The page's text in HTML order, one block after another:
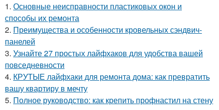
1. Основные неисправности пластиковых окон и
способы их ремонта
2. Преимущества и особенности кровельных сэндвич-
панелей
3. Узнайте 27 простых лайфхаков для удобства вашей
повседневности
4. КРУТЫЕ лайфхаки для ремонта дома: как превратить
вашу квартиру в мечту
5. Полное руководство: как крепить профнастил на стену